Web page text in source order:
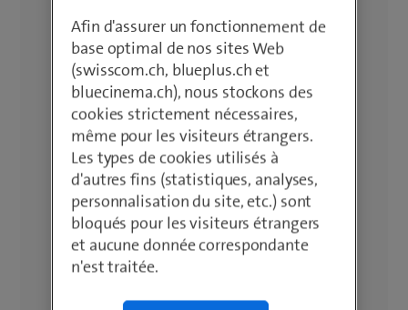
Afin d'assurer un fonctionnement de
base optimal de nos sites Web
(swisscom.ch, blueplus.ch et
bluecinema.ch), nous stockons des
cookies strictement nécessaires,
même pour les visiteurs étrangers.
Les types de cookies utilisés à
d'autres fins (statistiques, analyses,
personnalisation du site, etc.) sont
bloqués pour les visiteurs étrangers
et aucune donnée correspondante
n'est traitée.